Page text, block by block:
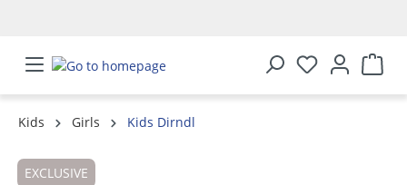
Kids Girls
Kids Dirndl
EXCLUSIVE